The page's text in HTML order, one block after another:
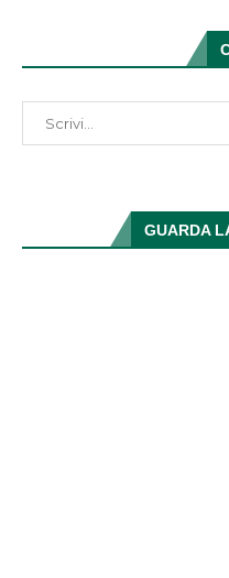
GUARDA